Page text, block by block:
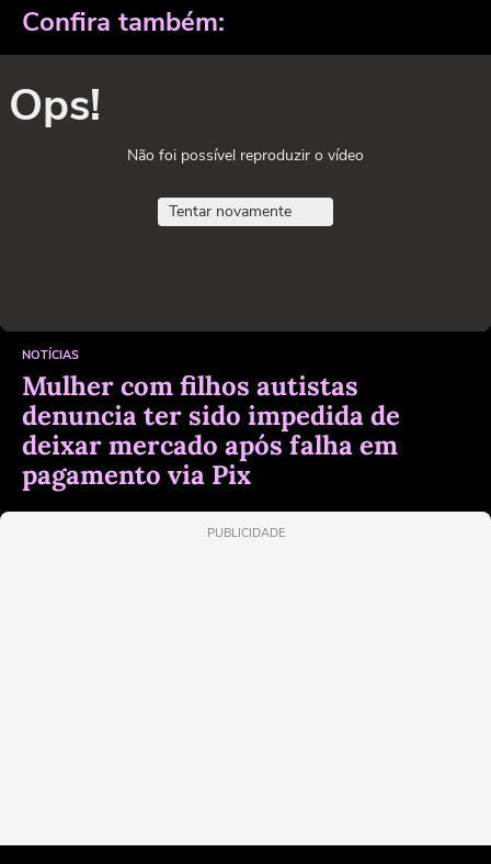
Confira também:
Ops!
Não foi possível reproduzir o vídeo
Tentar novamente
NOTÍCIAS
Mulher com filhos autistas
denuncia ter sido impedida de
deixar mercado após falha em
pagamento via Pix
PUBLICIDADE